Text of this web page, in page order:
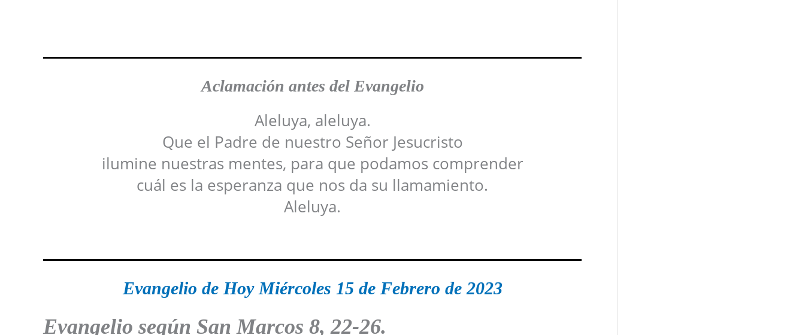
Aclamación antes del Evangelio
Aleluya, aleluya.
Que el Padre de nuestro Señor Jesucristo
ilumine nuestras mentes, para que podamos comprender
cuál es la esperanza que nos da su llamamiento.
Aleluya.
Evangelio de Hoy Miércoles 15 de Febrero de 2023
Evangelio según San Marcos 8, 22-26.